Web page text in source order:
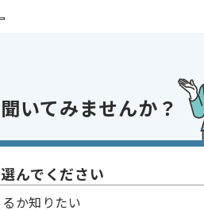
能なケースもございます！まずはお気軽にご
いてみませんか？
んでください
か知りたい